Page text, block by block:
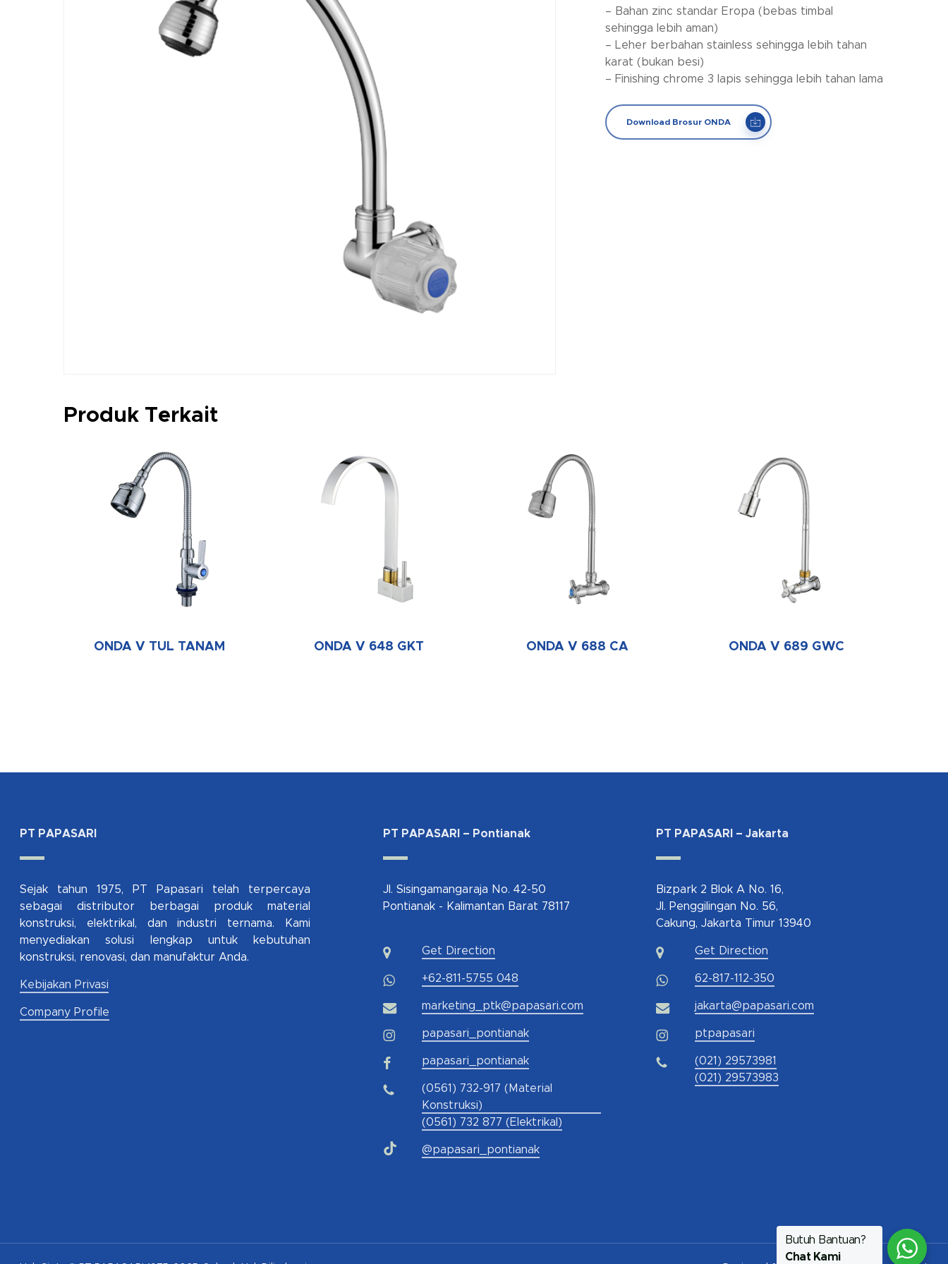
– Bahan zinc standar Eropa (bebas timbal
sehingga lebih aman)
– Leher berbahan stainless sehingga lebih tahan
karat (bukan besi)
– Finishing chrome 3 lapis sehingga lebih tahan lama
Download Brosur ONDA
Produk Terkait
ONDA V TUL TANAM ONDA V 648 GKT ONDA V 688 CA ONDA V 689 GWC
PT PAPASARI
Sejak tahun 1975, PT Papasari telah terpercaya
sebagai distributor berbagai produk material
konstruksi, elektrikal, dan industri ternama. Kami
menyediakan solusi lengkap untuk kebutuhan
konstruksi, renovasi, dan manufaktur Anda.
Kebijakan Privasi
Company Profile
PT PAPASARI – Pontianak
Jl. Sisingamangaraja No. 42-50
Pontianak - Kalimantan Barat 78117
Get Direction
+62-811-5755 048
marketing_ptk@papasari.com
papasari_pontianak
papasari_pontianak
(0561) 732-917 (Material
Konstruksi)
(0561) 732 877 (Elektrikal)
@papasari_pontianak
PT PAPASARI – Jakarta
Bizpark 2 Blok A No. 16,
Jl. Penggilingan No. 56,
Cakung, Jakarta Timur 13940
Get Direction
62-817-112-350
jakarta@papasari.com
ptpapasari
(021) 29573981
(021) 29573983
Butuh Bantuan?
Chat Kami